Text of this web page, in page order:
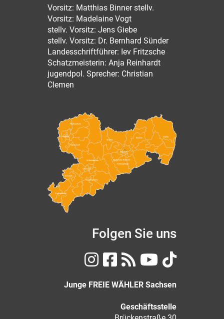
Vorsitz: Matthias Binner stellv.
Vorsitz: Madelaine Vogt
stellv. Vorsitz: Jens Giebe
stellv. Vorsitz: Dr. Bernhard Sünder
Landesschriftführer: Iev Fritzsche
Schatzmeisterin: Anja Reinhardt
jugendpol. Sprecher: Christian
Clemen
Bautzen Görlitz
Leipzig
Leipzig Land
Meißen
Erzgebirgskreis
Mittelsachsen
Nordsachsen
Osterzgebirge
Sächsische Schweiz-
Vogtlandkreis
Zwickau
Dresden
Chemnitz
Folgen Sie uns
Junge FREIE WÄHLER Sachsen
Geschäftsstelle